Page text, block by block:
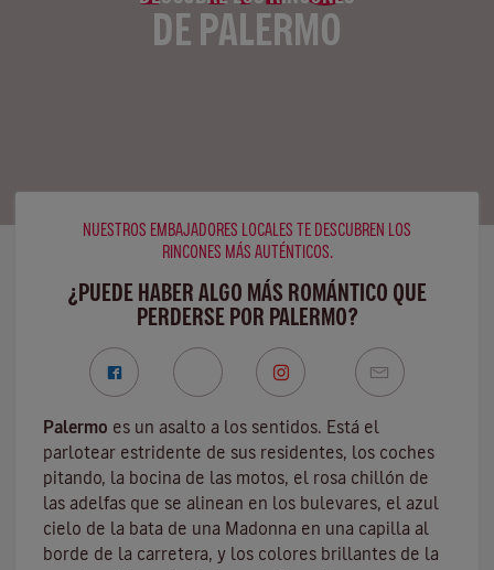
DE PALERMO
NUESTROS EMBAJADORES LOCALES TE DESCUBREN LOS
RINCONES MÁS AUTÉNTICOS.
¿PUEDE HABER ALGO MÁS ROMÁNTICO QUE
PERDERSE POR PALERMO?
Palermo es un asalto a los sentidos. Está el
parlotear estridente de sus residentes, los coches
pitando, la bocina de las motos, el rosa chillón de
las adelfas que se alinean en los bulevares, el azul
cielo de la bata de una Madonna en una capilla al
borde de la carretera, y los colores brillantes de la